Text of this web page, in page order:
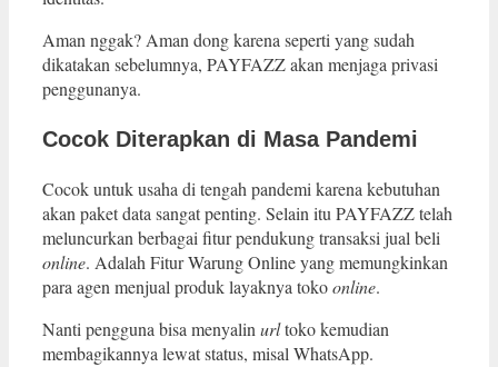
Aman nggak? Aman dong karena seperti yang sudah
dikatakan sebelumnya, PAYFAZZ akan menjaga privasi
penggunanya.
Cocok Diterapkan di Masa Pandemi
Cocok untuk usaha di tengah pandemi karena kebutuhan
akan paket data sangat penting. Selain itu PAYFAZZ telah
meluncurkan berbagai fitur pendukung transaksi jual beli
online. Adalah Fitur Warung Online yang memungkinkan
para agen menjual produk layaknya tokoonline.
Nanti pengguna bisa menyalinurltoko kemudian
membagikannya lewat status, misal WhatsApp.